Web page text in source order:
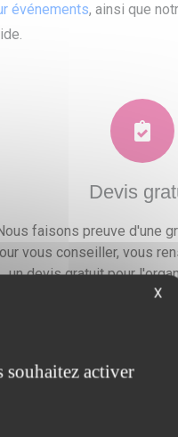
événements, ainsi que
Devis
faisons preuve d'une
vous conseiller, vous
un devis gratuit pour
événement.
X
souhaitez activer